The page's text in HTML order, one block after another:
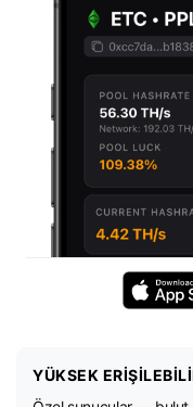
YÜKSEK